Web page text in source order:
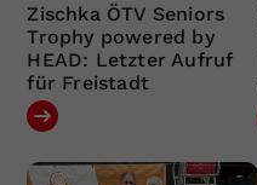
Zischka ÖTV Seniors
Trophy powered by
HEAD: Letzter Aufruf
für Freistadt